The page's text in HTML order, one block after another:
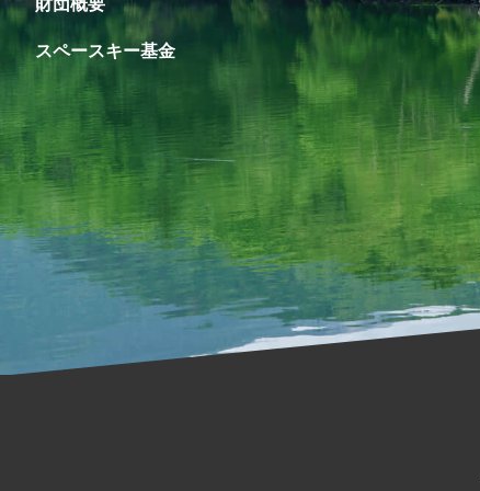
財団概要
スペースキー基金